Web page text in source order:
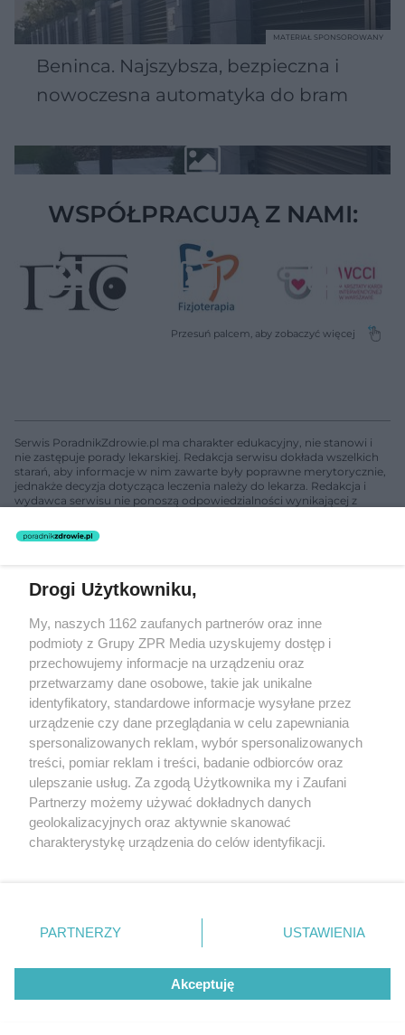
Beninca. Najszybsza, bezpieczna i
nowoczesna automatyka do bram
MATERIAŁ SPONSOROWANY
WSPÓŁPRACUJĄ Z NAMI:
Serwis PoradnikZdrowie.pl ma charakter edukacyjny, nie stanowi i
nie zastępuje porady lekarskiej. Redakcja serwisu dokłada wszelkich
starań, aby informacje w nim zawarte były poprawne merytorycznie,
jednakże decyzja dotycząca leczenia należy do lekarza. Redakcja i
wydawca serwisu nie ponoszą odpowiedzialności wynikającej z
nie prowadzi działalności leczniczej polegającej na udzielaniu
świadczeń zdrowotnych w rozumieniu art. 3 ust 1 ustawy o
Żaden utwór zamieszczony w serwisie nie może być powielany i
rozpowszechniany lub dalej rozpowszechniany w jakikolwiek sposób
(w tym także elektroniczny lub mechaniczny) na jakimkolwiek polu
eksploatacji w jakiejkolwiek formie, włącznie z umieszczaniem w
Internecie bez pisemnej zgody właściciela praw. Jakiekolwiek użycie
lub wykorzystanie utworów w całości lub w części z naruszeniem
prawa, tzn. bez właściwej zgody, jest zabronione pod groźbą kary i
może być ścigane prawnie.
O nas
Drogi Użytkowniku,
My, naszych 1162 zaufanych partnerów oraz inne
podmioty z Grupy ZPR Media uzyskujemy dostęp i
przechowujemy informacje na urządzeniu oraz
przetwarzamy dane osobowe, takie jak unikalne
identyfikatory, standardowe informacje wysyłane przez
urządzenie czy dane przeglądania w celu zapewniania
spersonalizowanych reklam, wybór spersonalizowanych
treści, pomiar reklam i treści, badanie odbiorców oraz
ulepszanie usług. Za zgodą Użytkownika my i Zaufani
Partnerzy możemy używać dokładnych danych
geolokalizacyjnych oraz aktywnie skanować
charakterystykę urządzenia do celów identyfikacji.
zmienić/wycofać klikając przycisk ustawień prywatności
znajdujący się w lewym dolnym rogu strony
rodzaje przetwarzania danych nie wymagają zgody
użytkownika, ale masz prawo sprzeciwić się takiemu
przetwarzaniu. Preferencje będą miały zastosowanie tylko
PARTNERZY USTAWIENIA
Akceptuję